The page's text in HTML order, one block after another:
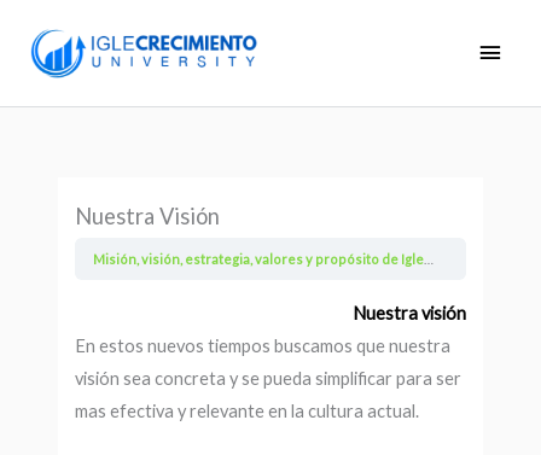
content
Nuestra Visión
Nuestra visión
En estos nuevos tiempos buscamos que nuestra
visión sea concreta y se pueda simplificar para ser
mas efectiva y relevante en la cultura actual.